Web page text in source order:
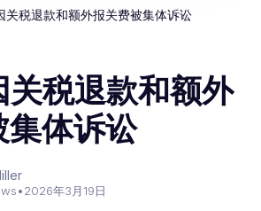
关税退款和额外报关费被集体诉讼
税退款和额外
体诉讼
•2026年3月19日